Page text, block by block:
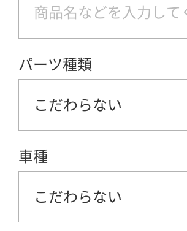
パーツ種類
こだわらない
車種
こだわらない